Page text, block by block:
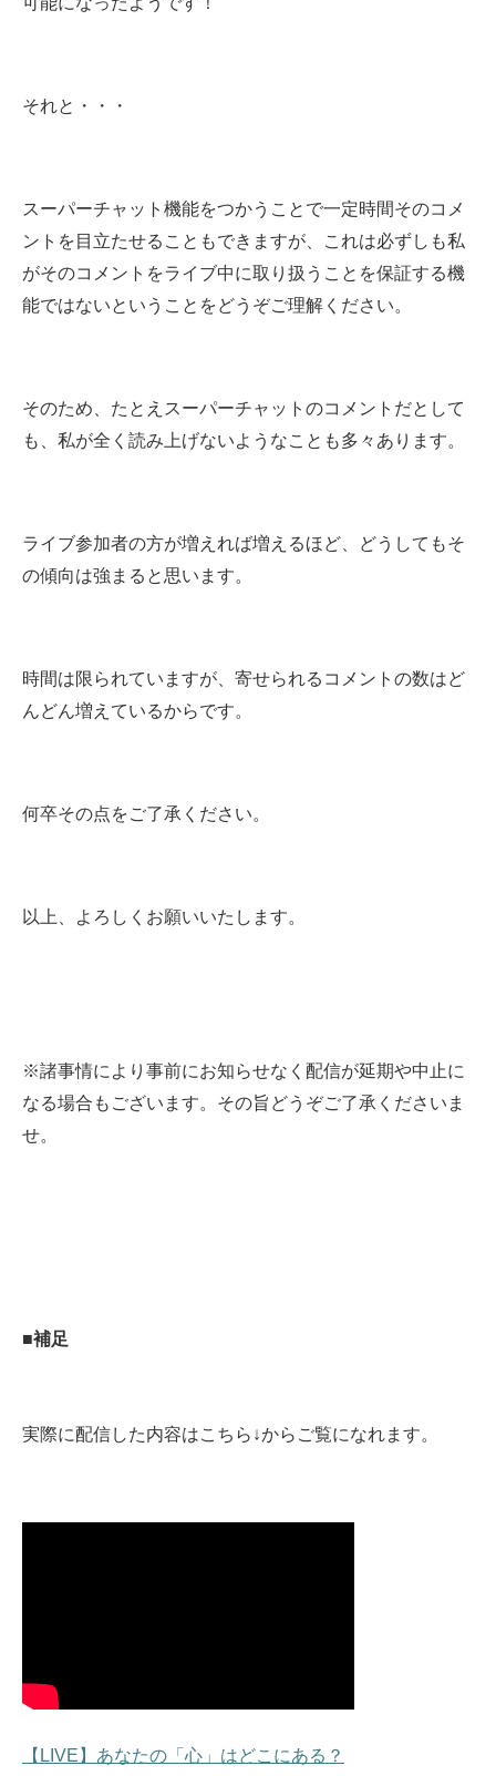
それと・・・
スーパーチャット機能をつかうことで一定時間そのコメ
ントを目立たせることもできますが、これは必ずしも私
がそのコメントをライブ中に取り扱うことを保証する機
能ではないということをどうぞご理解ください。
そのため、たとえスーパーチャットのコメントだとして
も、私が全く読み上げないようなことも多々あります。
ライブ参加者の方が増えれば増えるほど、どうしてもそ
の傾向は強まると思います。
時間は限られていますが、寄せられるコメントの数はど
んどん増えているからです。
何卒その点をご了承ください。
以上、よろしくお願いいたします。
※諸事情により事前にお知らせなく配信が延期や中止に
なる場合もございます。その旨どうぞご了承くださいま
せ。
■補足
実際に配信した内容はこちら↓からご覧になれます。
【LIVE】あなたの「心」はどこにある？